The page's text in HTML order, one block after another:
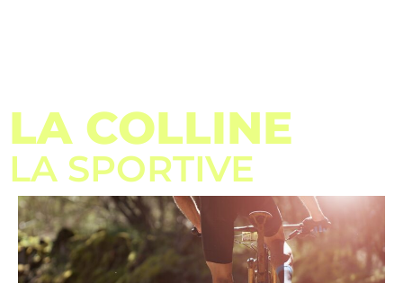
LA COLLINE
LA SPORTIVE